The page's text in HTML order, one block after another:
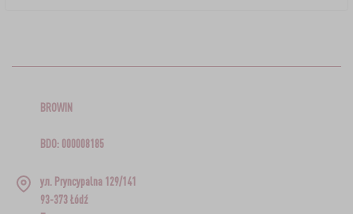
BROWIN
BDO: 000008185
ул. Pryncypalna 129/141
93-373 Łódź